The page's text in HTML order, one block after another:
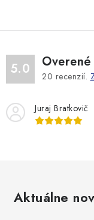
5.0 20 recenzií.
Juraj Bratkovič
Aktuálne